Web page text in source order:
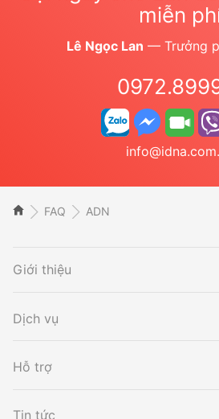
miễn
Lê Ngọc Lan — Trưởng
FAQ ADN
Giới thiệu
Dịch vụ
Hỗ trợ
Tin tức